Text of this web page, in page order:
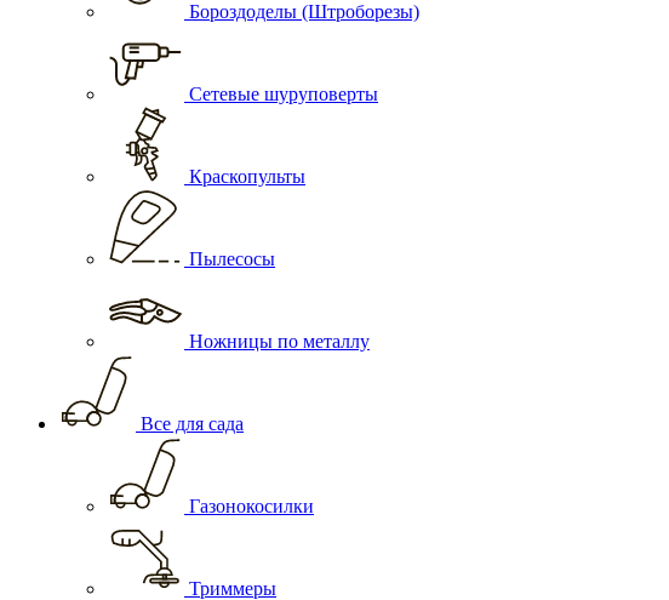
Бороздоделы (Штроборезы)
Сетевые шуруповерты
Краскопульты
Пылесосы
Ножницы по металлу
Все для сада
Газонокосилки
Триммеры